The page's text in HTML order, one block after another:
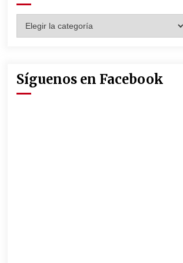
13 de mayo de 2022
Muere el cardenal Carlos Amigo
Síguenos en Facebook